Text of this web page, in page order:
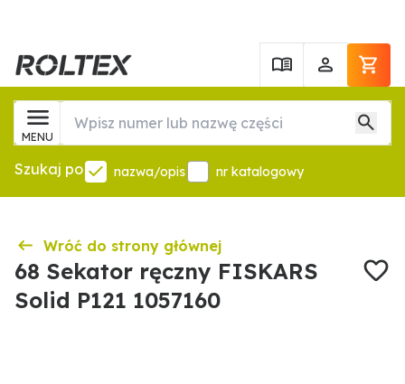
MENU
Szukaj po nazwa/opis nr katalogowy
Wróć do strony głównej
68 Sekator ręczny FISKARS
Solid P121 1057160